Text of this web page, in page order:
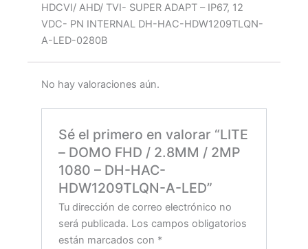
HDCVI/ AHD/ TVI- SUPER ADAPT – IP67, 12
VDC- PN INTERNAL DH-HAC-HDW1209TLQN-
A-LED-0280B
No hay valoraciones aún.
Sé el primero en valorar “LITE
– DOMO FHD / 2.8MM / 2MP
1080 – DH-HAC-
HDW1209TLQN-A-LED”
Tu dirección de correo electrónico no
será publicada. Los campos obligatorios
están marcados con *